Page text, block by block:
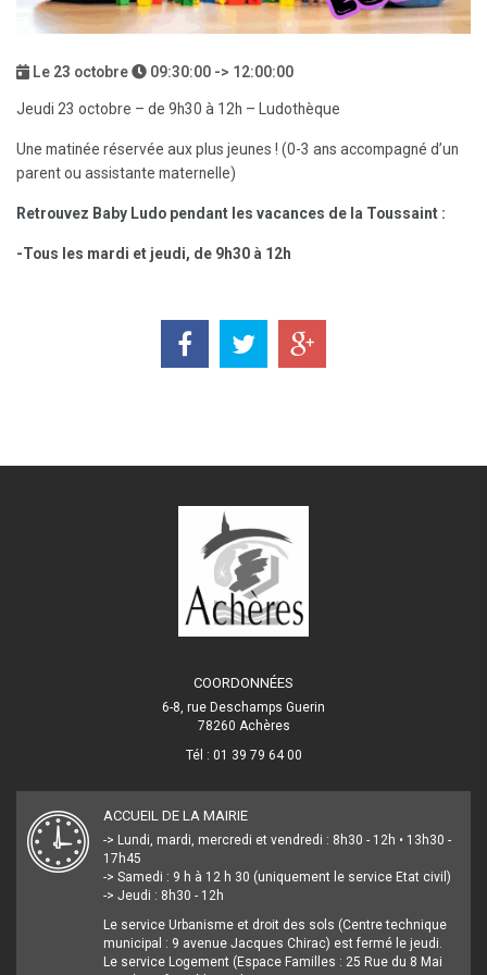
Le 23 octobre 09:30:00 -> 12:00:00
Jeudi 23 octobre – de 9h30 à 12h – Ludothèque
Une matinée réservée aux plus jeunes ! (0-3 ans accompagné d’un
parent ou assistante maternelle)
Retrouvez Baby Ludo pendant les vacances de la Toussaint :
-Tous les mardi et jeudi, de 9h30 à 12h
COORDONNÉES
6-8, rue Deschamps Guerin
78260 Achères
Tél : 01 39 79 64 00
ACCUEIL DE LA MAIRIE
-> Lundi, mardi, mercredi et vendredi : 8h30 - 12h • 13h30 -
17h45
-> Samedi : 9 h à 12 h 30 (uniquement le service Etat civil)
-> Jeudi : 8h30 - 12h
Le service Urbanisme et droit des sols (Centre technique
municipal : 9 avenue Jacques Chirac) est fermé le jeudi.
Le service Logement (Espace Familles : 25 Rue du 8 Mai